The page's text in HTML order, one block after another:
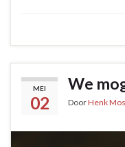
MEI
02
We
DoorHenk